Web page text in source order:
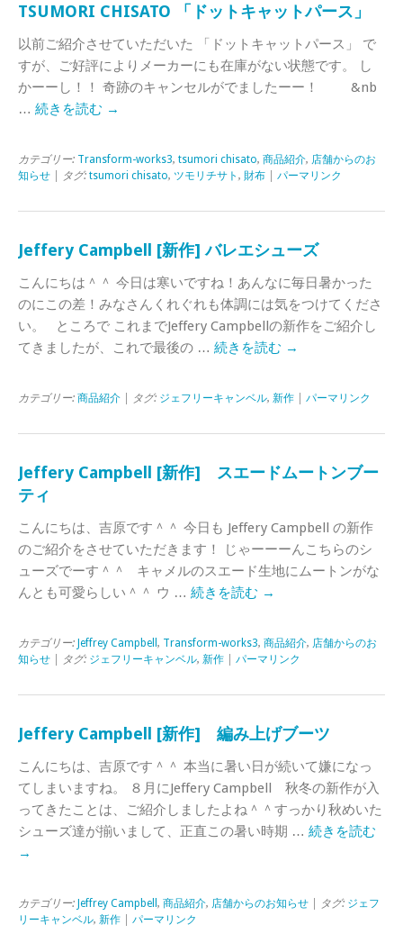
TSUMORI CHISATO 「ドットキャットパース」
以前ご紹介させていただいた 「ドットキャットパース」 で
すが、ご好評によりメーカーにも在庫がない状態です。 し
かーーし！！ 奇跡のキャンセルがでましたーー！ &nb
… 続きを読む →
カテゴリー: Transform-works3, tsumori chisato, 商品紹介, 店舗からのお
知らせ | タグ: tsumori chisato, ツモリチサト , 財布 パーマリンク
Jeffery Campbell [新作] バレエシューズ
こんにちは＾＾ 今日は寒いですね！あんなに毎日暑かった
のにこの差！みなさんくれぐれも体調には気をつけてくださ
い。 ところで これまでJeffery Campbellの新作をご紹介し
てきましたが、これで最後の … 続きを読む →
カテゴリー: 商品紹介 | タグ: ジェフリーキャンベル, 新作 パーマリンク
Jeffery Campbell [新作] スエードムートンブー
ティ
こんにちは、吉原です＾＾ 今日も Jeffery Campbell の新作
のご紹介をさせていただきます！ じゃーーーんこちらのシ
ューズでーす＾＾ キャメルのスエード生地にムートンがな
んとも可愛らしい＾＾ ウ … 続きを読む →
カテゴリー: Jeffrey Campbell , Transform-works3, 商品紹介, 店舗からのお
知らせ | タグ: ジェフリーキャンベル, 新作 パーマリンク
Jeffery Campbell [新作] 編み上げブーツ
こんにちは、吉原です＾＾ 本当に暑い日が続いて嫌になっ
てしまいますね。 ８月にJeffery Campbell 秋冬の新作が入
ってきたことは、ご紹介しましたよね＾＾すっかり秋めいた
シューズ達が揃いまして、正直この暑い時期 … 続きを読む
→
カテゴリー: Jeffrey Campbell , 商品紹介, 店舗からのお知らせ | タグ: ジェフ
リーキャンベル, 新作 パーマリンク